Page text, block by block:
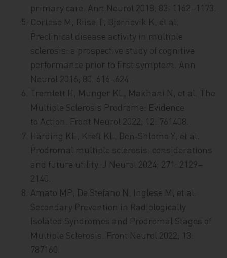
primary care. Ann Neurol 2018; 83: 1162–1173.
Cortese M, Riise T, Bjørnevik K, et al.
Preclinical disease activity in multiple
sclerosis: a prospective study of cognitive
performance prior to first symptom. Ann
Neurol 2016; 80: 616–624.
Tremlett H, Munger KL, Makhani N, et al. The
Multiple Sclerosis Prodrome: Evidence
to Action. Front Neurol 2022; 12: 761408.
Harding KE, Kreft KL, Ben‑Shlomo Y, et al.
Prodromal multiple sclerosis: considerations
and future utility. J Neurol 2024; 271: 2129–
2140.
Amato MP, De Stefano N, Inglese M, et al.
Secondary Prevention in Radiologically
Isolated Syndromes and Prodromal Stages of
Multiple Sclerosis. Front Neurol 2022; 13:
787160.